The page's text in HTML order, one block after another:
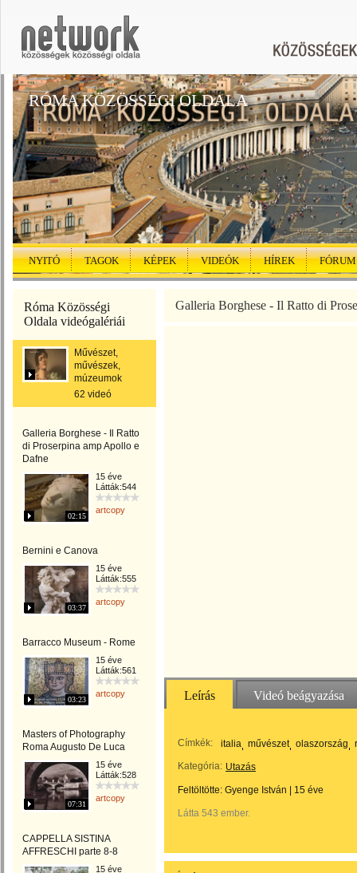
RÓMA KÖZÖSSÉGI OLDALA
NYITÓ TAGOK KÉPEK VIDEÓK HÍREK FÓRUM
Róma Közösségi
Oldala videógalériái
Művészet,
művészek,
múzeumok
62 videó
Galleria Borghese - Il Ratto
di Proserpina amp Apollo e
Dafne
02:15
15 éve
Látták:544
artcopy
Bernini e Canova
03:37
15 éve
Látták:555
artcopy
Barracco Museum - Rome
03:23
15 éve
Látták:561
artcopy
Masters of Photography
Roma Augusto De Luca
07:31
15 éve
Látták:528
artcopy
CAPPELLA SISTINA
AFFRESCHI parte 8-8
15 éve
Galleria Borghese - Il Ratto di
Leírás Videó beágyazása
Címkék: italia művészet olaszország
Kategória: Utazás
Feltöltötte: Gyenge István 15 éve
Látta 543 ember.